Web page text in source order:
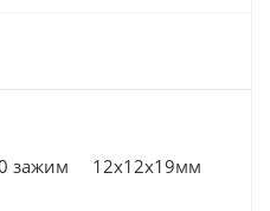
зажим 12x12х19мм